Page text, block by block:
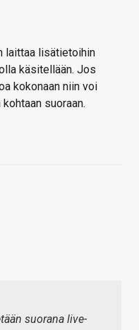
laittaa lisätietoihin
käsitellään. Jos
kokonaan niin voi
suoraan.
suorana live-